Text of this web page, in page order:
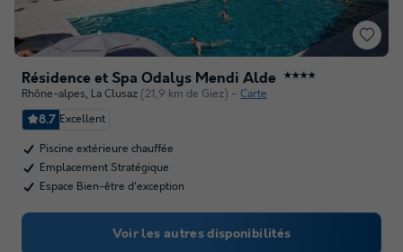
Résidence et Spa Odalys Mendi Alde ★★★★
Rhône-alpes, La Clusaz (21,9 km de Giez) Carte
8.7 Excellent
Piscine extérieure chauffée
Emplacement Stratégique
Espace Bien-être d'exception
Voir les autres disponibilités